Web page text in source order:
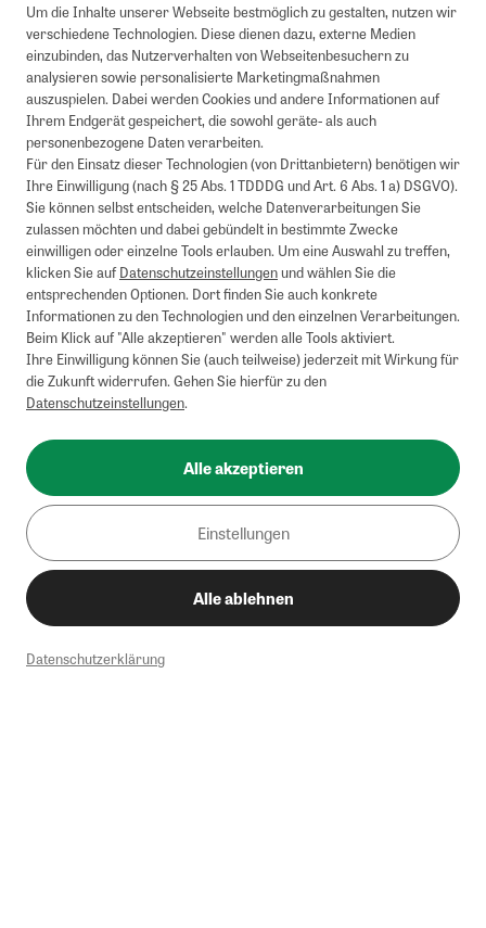
Um die Inhalte unserer Webseite bestmöglich zu gestalten, nutzen wir
verschiedene Technologien. Diese dienen dazu, externe Medien
einzubinden, das Nutzerverhalten von Webseitenbesuchern zu
analysieren sowie personalisierte Marketingmaßnahmen
auszuspielen. Dabei werden Cookies und andere Informationen auf
Ihrem Endgerät gespeichert, die sowohl geräte- als auch
personenbezogene Daten verarbeiten.
Für den Einsatz dieser Technologien (von Drittanbietern) benötigen wir
Ihre Einwilligung (nach § 25 Abs. 1 TDDDG und Art. 6 Abs. 1 a) DSGVO).
Sie können selbst entscheiden, welche Datenverarbeitungen Sie
zulassen möchten und dabei gebündelt in bestimmte Zwecke
einwilligen oder einzelne Tools erlauben. Um eine Auswahl zu treffen,
klicken Sie aufDatenschutzeinstellungenund wählen Sie die
entsprechenden Optionen. Dort finden Sie auch konkrete
Informationen zu den Technologien und den einzelnen Verarbeitungen.
Beim Klick auf "Alle akzeptieren" werden alle Tools aktiviert.
Ihre Einwilligung können Sie (auch teilweise) jederzeit mit Wirkung für
die Zukunft widerrufen. Gehen Sie hierfür zu den
Datenschutzeinstellungen.
Alle akzeptieren
Einstellungen
Alle ablehnen
Datenschutzerklärung